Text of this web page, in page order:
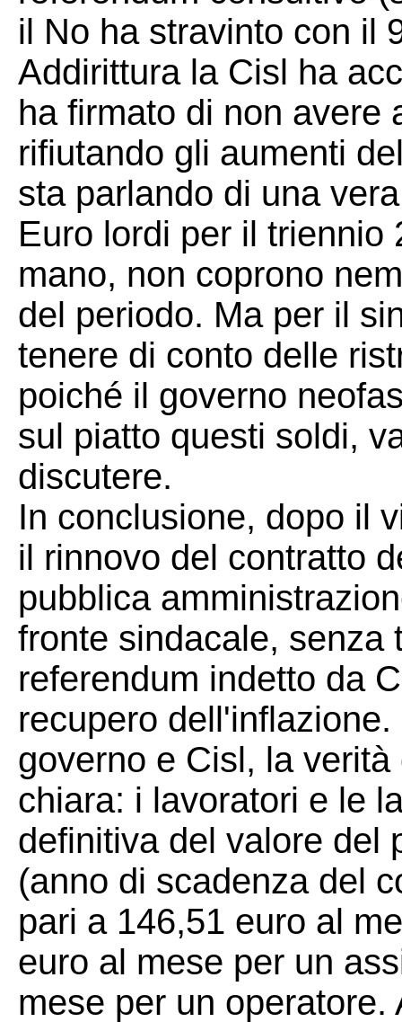
il No ha stravinto con il
Addirittura la Cisl ha
ha firmato di non avere
rifiutando gli aumenti
sta parlando di una
Euro lordi per il triennio
mano, non coprono
del periodo. Ma per il
tenere di conto delle
poiché il governo
sul piatto questi soldi,
discutere.
In conclusione, dopo il
il rinnovo del contratto
pubblica
fronte sindacale, senza
referendum indetto da
recupero
governo e Cisl, la
chiara: i lavoratori e le
definitiva del valore del
(anno di scadenza del
pari a 146,51 euro al
euro al mese per un
mese per un